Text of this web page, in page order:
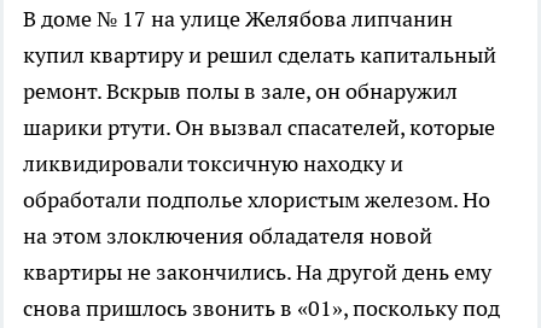
В доме № 17 на улице Желябова липчанин
купил квартиру и решил сделать капитальный
ремонт. Вскрыв полы в зале, он обнаружил
шарики ртути. Он вызвал спасателей, которые
ликвидировали токсичную находку и
обработали подполье хлористым железом. Но
на этом злоключения обладателя новой
квартиры не закончились. На другой день ему
снова пришлось звонить в «01», поскольку под